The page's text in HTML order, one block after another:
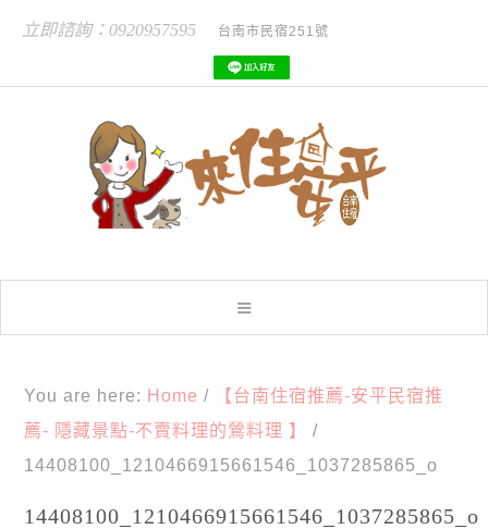
立即諮詢：0920957595 台南市民宿251號
You are here: Home /
【台南住宿推薦-安平民宿推
薦- 隱藏景點-不賣料理的鶯料理 】
/
14408100_1210466915661546_1037285865_o
14408100_1210466915661546_1037285865_o